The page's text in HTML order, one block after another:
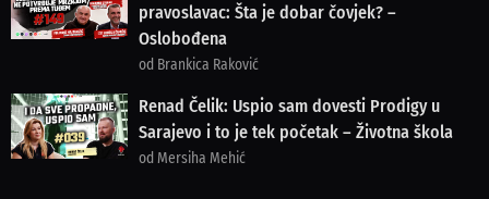
pravoslavac: Šta je dobar čovjek? –
Oslobođena
od Brankica Raković
Renad Čelik: Uspio sam dovesti Prodigy u
Sarajevo i to je tek početak – Životna škola
od Mersiha Mehić